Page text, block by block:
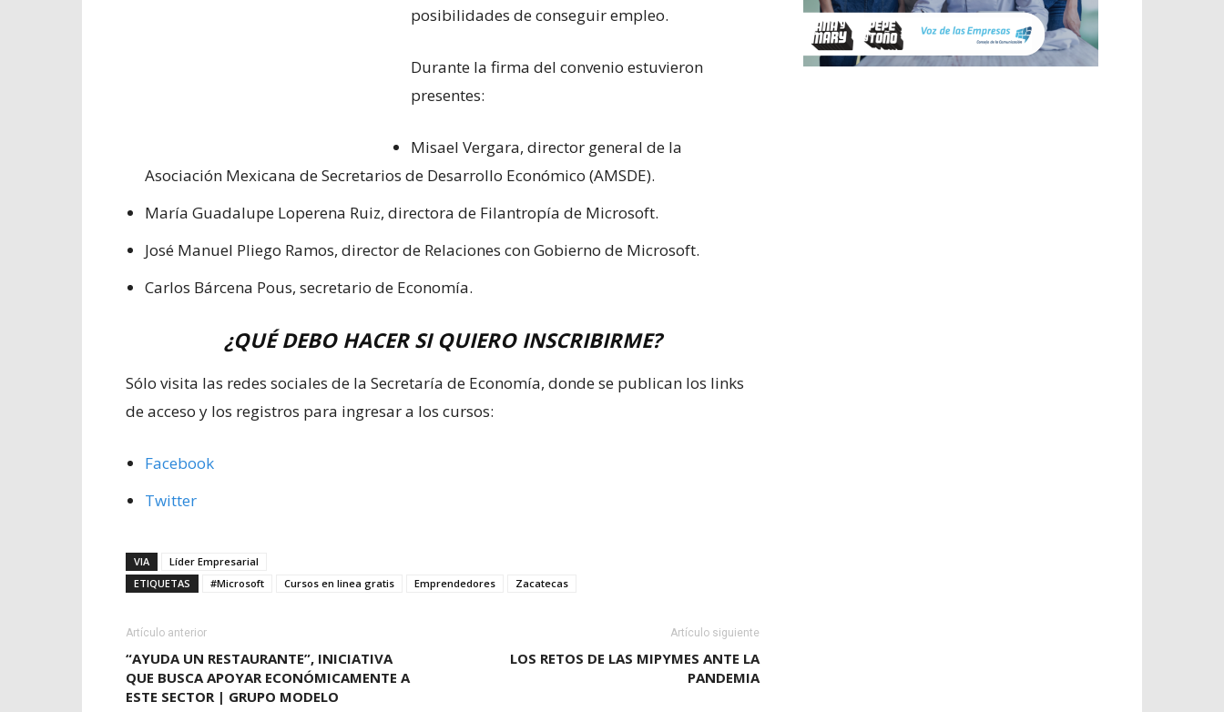
posibilidades de conseguir empleo.
Durante la firma del convenio estuvieron
presentes:
Misael Vergara, director general de la
Asociación Mexicana de Secretarios de Desarrollo Económico (AMSDE).
María Guadalupe Loperena Ruiz, directora de Filantropía de Microsoft.
José Manuel Pliego Ramos, director de Relaciones con Gobierno de Microsoft.
Carlos Bárcena Pous, secretario de Economía.
¿QUÉ DEBO HACER SI QUIERO INSCRIBIRME?
Sólo visita las redes sociales de la Secretaría de Economía, donde se publican los links
de acceso y los registros para ingresar a los cursos:
Facebook
Twitter
VIA
Líder Empresarial
ETIQUETAS
#Microsoft Cursos en linea gratis Emprendedores Zacatecas
Artículo anterior
“AYUDA UN RESTAURANTE”, INICIATIVA
QUE BUSCA APOYAR ECONÓMICAMENTE A
ESTE SECTOR | GRUPO MODELO
Artículo siguiente
LOS RETOS DE LAS MIPYMES ANTE LA
PANDEMIA